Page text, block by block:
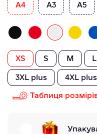
А4 А3 А5
XS S M L
3XL plus 4XL plus
Таблиця